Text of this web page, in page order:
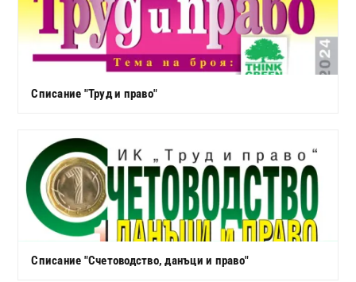
Списание "Труд и право"
Списание "Счетоводство, данъци и право"